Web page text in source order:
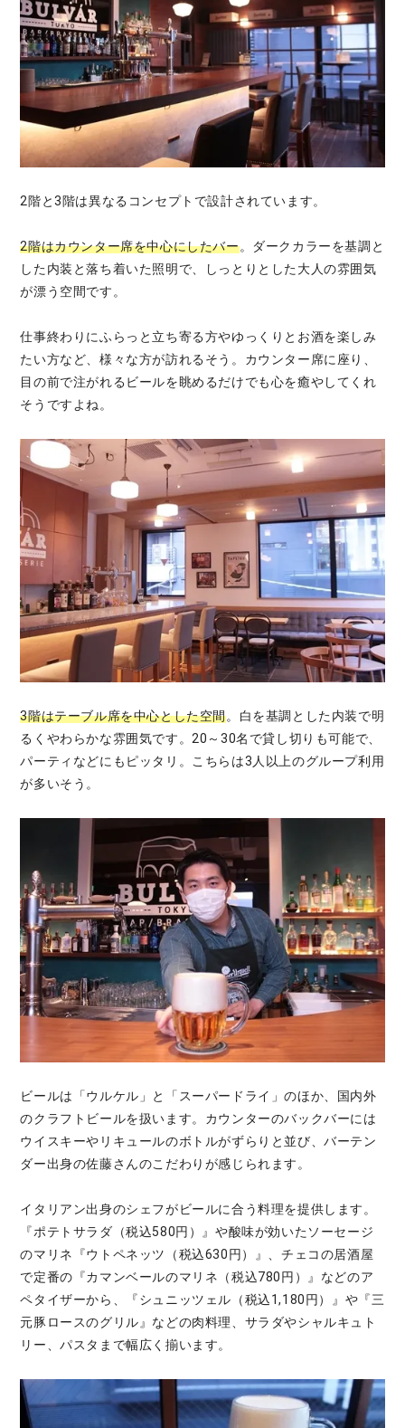
2階と3階は異なるコンセプトで設計されています。
2階はカウンター席を中心にしたバー。ダークカラーを基調と
した内装と落ち着いた照明で、しっとりとした大人の雰囲気
が漂う空間です。
仕事終わりにふらっと立ち寄る方やゆっくりとお酒を楽しみ
たい方など、様々な方が訪れるそう。カウンター席に座り、
目の前で注がれるビールを眺めるだけでも心を癒やしてくれ
そうですよね。
3階はテーブル席を中心とした空間。白を基調とした内装で明
るくやわらかな雰囲気です。20～30名で貸し切りも可能で、
パーティなどにもピッタリ。こちらは3人以上のグループ利用
が多いそう。
ビールは「ウルケル」と「スーパードライ」のほか、国内外
のクラフトビールを扱います。カウンターのバックバーには
ウイスキーやリキュールのボトルがずらりと並び、バーテン
ダー出身の佐藤さんのこだわりが感じられます。
イタリアン出身のシェフがビールに合う料理を提供します。
『ポテトサラダ（税込580円）』や酸味が効いたソーセージ
のマリネ『ウトペネッツ（税込630円）』、チェコの居酒屋
で定番の『カマンベールのマリネ（税込780円）』などのア
ペタイザーから、『シュニッツェル（税込1,180円）』や『三
元豚ロースのグリル』などの肉料理、サラダやシャルキュト
リー、パスタまで幅広く揃います。